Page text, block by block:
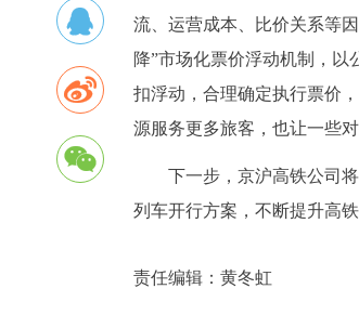
流、运营成本、比价关系等
降”市场化票价浮动机制，
扣浮动，合理确定执行票价
源服务更多旅客，也让一些
下一步，京沪高铁公司
列车开行方案，不断提升高
责任编辑： 黄冬虹